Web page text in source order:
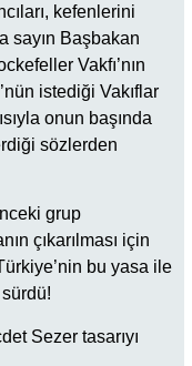
kefenlerini
sayın Başbakan
Vakfı’nın
istediği Vakıflar
onun başında
sözlerden
grup
çıkarılması için
bu yasa ile
Sezer tasarıyı